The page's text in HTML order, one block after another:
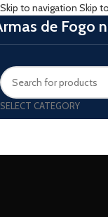
Skip to navigation Skip
de Fogo
SELECT CATEGORY